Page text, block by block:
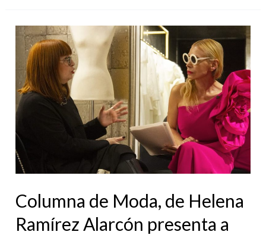
Columna de Moda, de Helena
Ramírez Alarcón presenta a
Columna
de
Moda,
de
Helena
Alarcón
presenta
AnmarGo.
Y